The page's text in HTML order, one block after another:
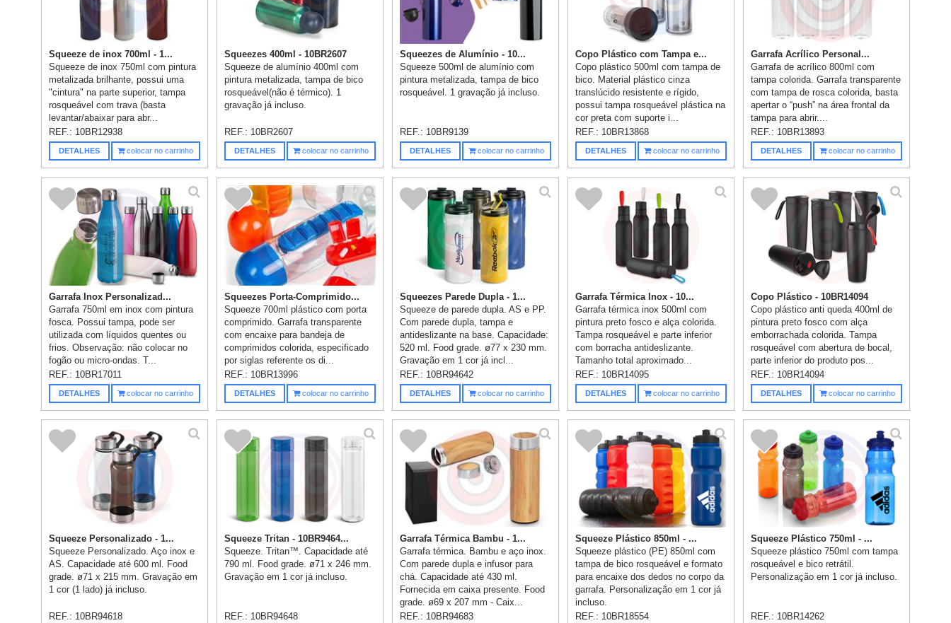
Squeeze de inox 700ml - 1...
Squeeze de inox 750ml com pintura
metalizada brilhante, possui uma
"cintura" na parte superior, tampa
rosqueável com trava (basta
levantar/abaixar para abr...
REF.: 10BR12938
DETALHES colocar no carrinho
Squeezes 400ml - 10BR2607
Squeeze de alumínio 400ml com
pintura metalizada, tampa de bico
rosqueável(não é térmico). 1
gravação já incluso.
REF.: 10BR2607
DETALHES colocar no carrinho
Squeezes de Alumínio - 10...
Squeeze 500ml de alumínio com
pintura metalizada, tampa de bico
rosqueável. 1 gravação já incluso.
REF.: 10BR9139
DETALHES colocar no carrinho
Copo Plástico com Tampa e...
Copo plástico 500ml com tampa de
bico. Material plástico cinza
translúcido resistente e rígido,
possui tampa rosqueável plástica na
cor preta com suporte i...
REF.: 10BR13868
DETALHES colocar no carrinho
Garrafa Acrílico Personal...
Garrafa de acrílico 800ml com
tampa colorida. Garrafa transparente
com tampa de rosca colorida, basta
apertar o “push” na área frontal da
tampa para abrir....
REF.: 10BR13893
DETALHES colocar no carrinho
Garrafa Inox Personalizad...
Garrafa 750ml em inox com pintura
fosca. Possui tampa, pode ser
utilizada com líquidos quentes ou
frios. Observação: não colocar no
fogão ou micro-ondas. T...
REF.: 10BR17011
DETALHES colocar no carrinho
Squeezes Porta-Comprimido...
Squeeze 700ml plástico com porta
comprimido. Garrafa transparente
com encaixe para bandeja de
comprimidos colorida, especificado
por siglas referente os di...
REF.: 10BR13996
DETALHES colocar no carrinho
Squeezes Parede Dupla - 1...
Squeeze de parede dupla. AS e PP.
Com parede dupla, tampa e
antideslizante na base. Capacidade:
520 ml. Food grade. ø77 x 230 mm.
Gravação em 1 cor já incl...
REF.: 10BR94642
DETALHES colocar no carrinho
Garrafa Térmica Inox - 10...
Garrafa térmica inox 500ml com
pintura preto fosco e alça colorida.
Tampa rosqueável e parte inferior
com borracha antideslizante.
Tamanho total aproximado...
REF.: 10BR14095
DETALHES colocar no carrinho
Copo Plástico - 10BR14094
Copo plástico anti queda 400ml de
pintura preto fosco com alça
emborrachada colorida. Tampa
rosqueável com abertura de bocal,
parte inferior do produto pos...
REF.: 10BR14094
DETALHES colocar no carrinho
Squeeze Personalizado - 1...
Squeeze Personalizado. Aço inox e
AS. Capacidade até 600 ml. Food
grade. ø71 x 215 mm. Gravação em
1 cor (1 lado) já incluso.
REF.: 10BR94618
Squeeze Tritan - 10BR9464...
Squeeze. Tritan™. Capacidade até
790 ml. Food grade. ø71 x 246 mm.
Gravação em 1 cor já incluso.
REF.: 10BR94648
Garrafa Térmica Bambu - 1...
Garrafa térmica. Bambu e aço inox.
Com parede dupla e infusor para
chá. Capacidade até 430 ml.
Fornecida em caixa presente. Food
grade. ø69 x 207 mm - Caix...
REF.: 10BR94683
Squeeze Plástico 850ml - ...
Squeeze plástico (PE) 850ml com
tampa de bico rosqueável e formato
para encaixe dos dedos no corpo da
garrafa. Personalização em 1 cor já
incluso.
REF.: 10BR18554
Squeeze Plástico 750ml - ...
Squeeze plástico 750ml com tampa
rosqueável e bico retrátil.
Personalização em 1 cor já incluso.
REF.: 10BR14262